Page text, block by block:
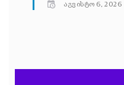
აგვისტო 6, 2026